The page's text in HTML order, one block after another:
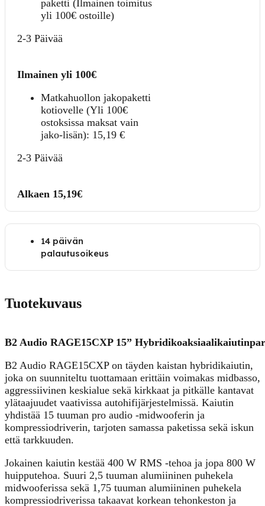
paketti (Ilmainen toimitus
yli 100€ ostoille)
2-3 Päivää
Ilmainen yli 100€
Matkahuollon jakopaketti
kotiovelle (Yli 100€
ostoksissa maksat vain
jako-lisän): 15,19 €
2-3 Päivää
Alkaen 15,19€
14 päivän
palautusoikeus
Tuotekuvaus
B2 Audio RAGE15CXP 15”
B2 Audio RAGE15CXP on täyden kaistan hybridikaiutin,
joka on suunniteltu tuottamaan erittäin voimakas midbasso,
aggressiivinen keskialue sekä kirkkaat ja pitkälle kantavat
ylätaajuudet vaativissa autohifijärjestelmissä. Kaiutin
yhdistää 15 tuuman pro audio -midwooferin ja
kompressiodriverin, tarjoten samassa paketissa sekä iskun
että tarkkuuden.
Jokainen kaiutin kestää 400 W RMS -tehoa ja jopa 800 W
huipputehoa. Suuri 2,5 tuuman alumiininen puhekela
midwooferissa sekä 1,75 tuuman alumiininen puhekela
kompressiodriverissa takaavat korkean tehonkeston ja